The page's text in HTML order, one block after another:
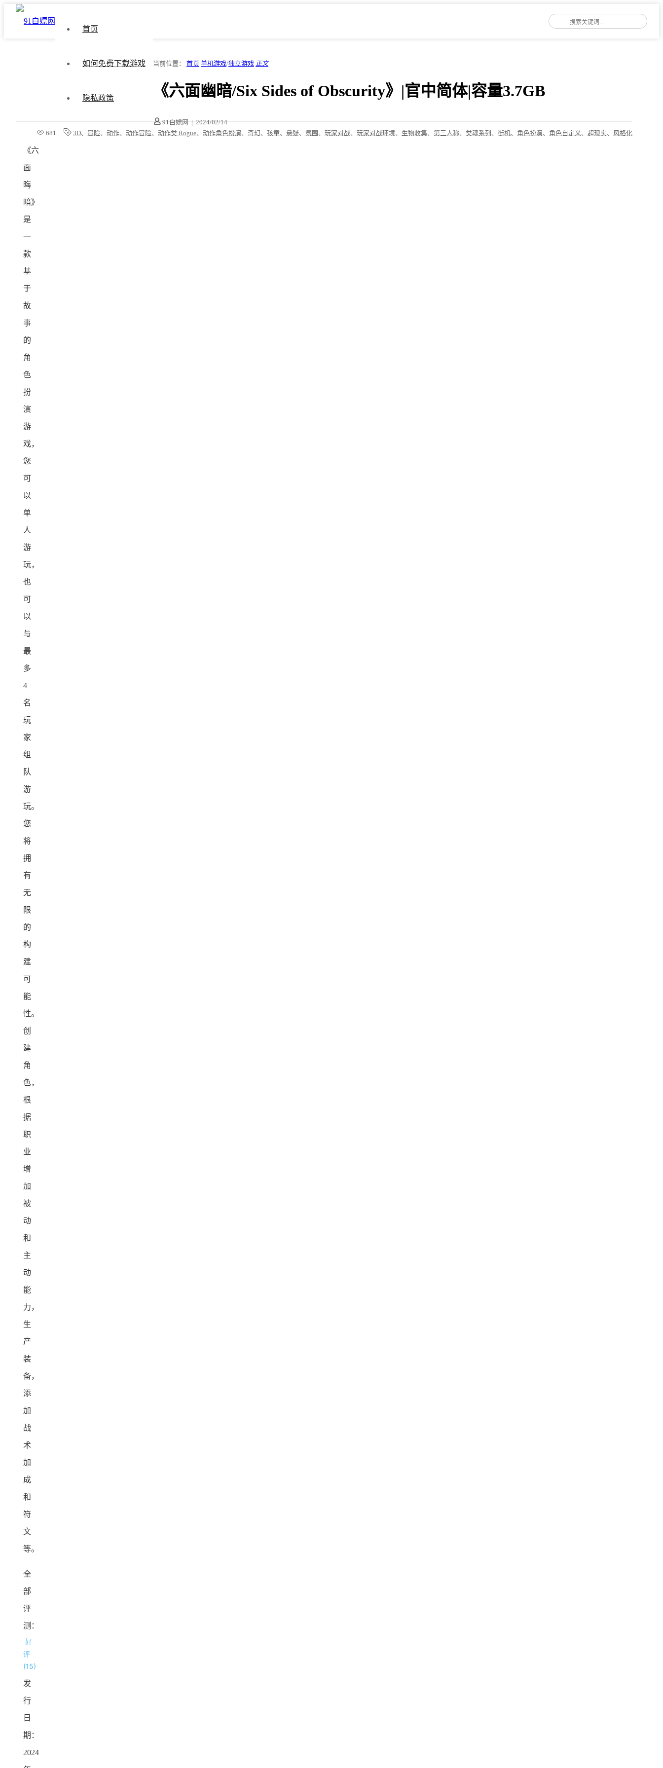
首页
如何免费下载游戏
隐私政策
当前位置： 首页 单机游戏/独立游戏 正文
《六面幽暗/Six Sides of Obscurity》|官中简体|容量3.7GB
91白嫖网 | 2024/02/14
681
3D、 冒险、 动作、 动作冒险、 动作类 Rogue、 动作角色扮演、 奇幻、 孩童、 悬疑、 氛围 、 玩家对战、 玩家对战环境、 生物收集、 第三人称、 类魂系列 、 街机、 角色扮演、 角色自定义 、 超现实、 风格化
《六
面
晦
暗》
是
一
款
基
于
故
事
的
角
色
扮
演
游
戏，
您
可
以
单
人
游
玩，
也
可
以
与
最
多
4
名
玩
家
组
队
游
玩。
您
将
拥
有
无
限
的
构
建
可
能
性。
创
建
角
色，
根
据
职
业
增
加
被
动
和
主
动
能
力，
生
产
装
备，
添
加
战
术
加
成
和
符
文
等。
全
部
评
测：
好
评
(15)
发
行
日
期：
2024